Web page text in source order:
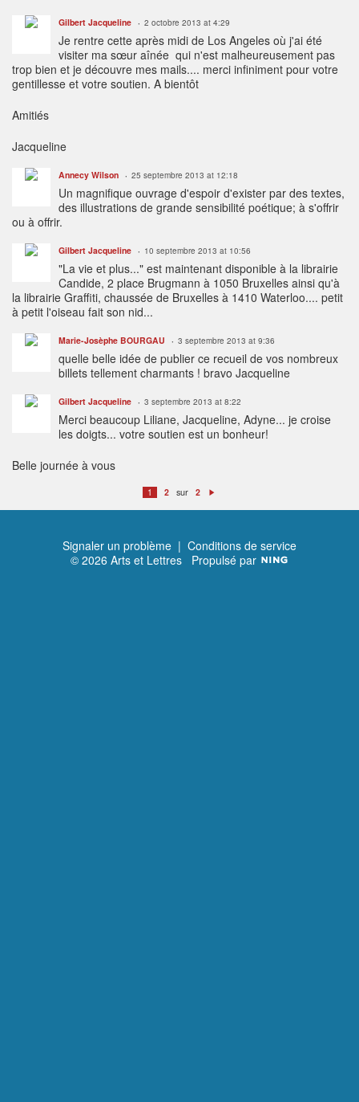
Gilbert Jacqueline 2 octobre 2013 at 4:29
Je rentre cette après midi de Los Angeles où j'ai été
visiter ma sœur aînée qui n'est malheureusement pas
trop bien et je découvre mes mails.... merci infiniment pour votre
gentillesse et votre soutien. A bientôt
Amitiés
Jacqueline
Annecy Wilson 25 septembre 2013 at 12:18
Un magnifique ouvrage d'espoir d'exister par des textes,
des illustrations de grande sensibilité poétique; à s'offrir
ou à offrir.
Gilbert Jacqueline 10 septembre 2013 at 10:56
"La vie et plus..." est maintenant disponible à la librairie
Candide, 2 place Brugmann à 1050 Bruxelles ainsi qu'à
la librairie Graffiti, chaussée de Bruxelles à 1410 Waterloo.... petit
à petit l'oiseau fait son nid...
Marie-Josèphe BOURGAU 3 septembre 2013 at 9:36
quelle belle idée de publier ce recueil de vos nombreux
billets tellement charmants ! bravo Jacqueline
Gilbert Jacqueline 3 septembre 2013 at 8:22
Merci beaucoup Liliane, Jacqueline, Adyne... je croise
les doigts... votre soutien est un bonheur!
Belle journée à vous
1 2 sur 2
ui
t
Signaler un problème | Conditions de service
© 2026 Arts et Lettres Propulsé par